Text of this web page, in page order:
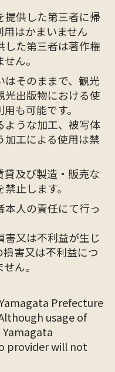
提供した第三者に帰
はかまいません
した第三者は著作権
ん。
はそのままで、観光
光出版物における使
も可能です。
ような加工、被写体
加工による使用は禁
貸及び製造・販売な
止します。
本人の責任にて行っ
害又は不利益が生じ
害又は不利益につ
ん。
Prefecture
usage of
provider will not